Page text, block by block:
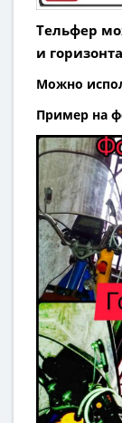
Тельфер
и
Можно
Пример на